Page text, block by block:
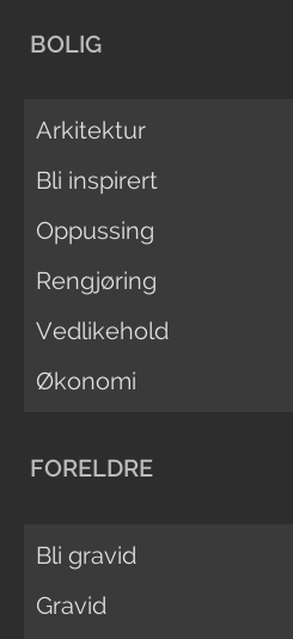
BOLIG
Arkitektur
Bli inspirert
Oppussing
Rengjøring
Vedlikehold
Økonomi
FORELDRE
Bli gravid
Gravid